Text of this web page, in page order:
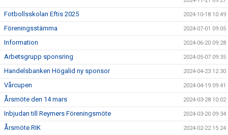
Fotbollsskolan Eftis 2025 2024-10-18 10:49
Föreningsstämma 2024-07-01 09:05
Information 2024-06-20 09:28
Arbetsgrupp sponsring 2024-05-07 09:35
Handelsbanken Högalid ny sponsor 2024-04-23 12:30
Vårcupen 2024-04-19 09:41
Årsmöte den 14 mars 2024-03-28 10:02
Inbjudan till Reymers Föreningsmöte 2024-03-20 09:34
Årsmöte RIK 2024-02-22 15:24